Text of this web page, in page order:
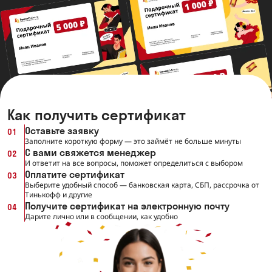
Как получить сертификат
01 Оставьте заявку
Заполните короткую форму — это займёт не больше минуты
02 С вами свяжется менеджер
И ответит на все вопросы, поможет определиться с выбором
03 Оплатите сертификат
Выберите удобный способ — банковская карта, СБП, рассрочка от
Тинькофф и другие
04 Получите сертификат на электронную почту
Дарите лично или в сообщении, как удобно